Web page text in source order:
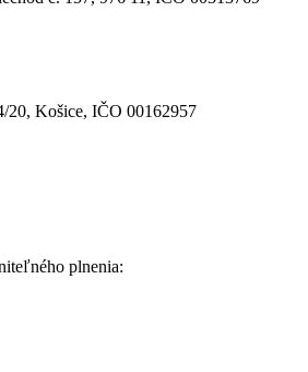
20, Košice, IČO 00162957
plnenia: